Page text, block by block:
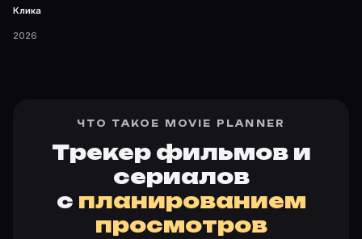
Клика
2026
ЧТО ТАКОЕ MOVIE PLANNER
Трекер фильмов и
сериалов
с планированием
просмотров